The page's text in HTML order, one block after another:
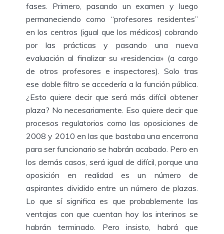
fases. Primero, pasando un examen y luego
permaneciendo como “profesores residentes”
en los centros (igual que los médicos) cobrando
por las prácticas y pasando una nueva
evaluación al finalizar su «residencia» (a cargo
de otros profesores e inspectores). Solo tras
ese doble filtro se accedería a la función pública.
¿Esto quiere decir que será más difícil obtener
plaza? No necesariamente. Eso quiere decir que
procesos regulatorios como las oposiciones de
2008 y 2010 en las que bastaba una encerrona
para ser funcionario se habrán acabado. Pero en
los demás casos, será igual de difícil, porque una
oposición en realidad es un número de
aspirantes dividido entre un número de plazas.
Lo que sí significa es que probablemente las
ventajas con que cuentan hoy los interinos se
habrán terminado. Pero insisto, habrá que